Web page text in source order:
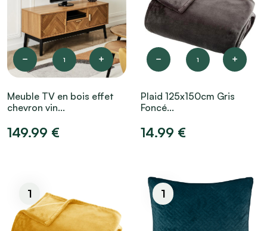
1
Meuble TV en bois effet
chevron vin...
149.99 €
1
Plaid 125x150cm Gris
Foncé...
14.99 €
1 1